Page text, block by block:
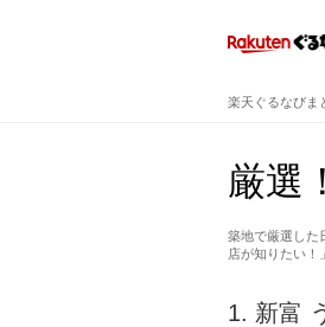
楽天ぐるなびま
厳選
築地で厳選した
店が知りたい！
1. 新富